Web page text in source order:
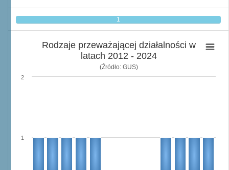
1
Rodzaje przeważającej działalności w
latach 2012 - 2024
(Źródło: GUS)
1
2